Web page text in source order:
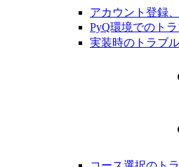
アカウント登録
PyQ環境でのト
実装時のトラブル